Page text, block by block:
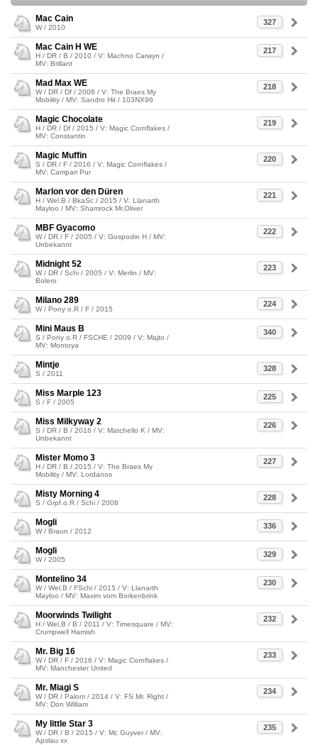
327
Mac Cain
W / 2010
217
Mac Cain H WE
H / DR / B / 2010 / V: Machno Carwyn /
MV: Brillant
218
Mad Max WE
W / DR / Df / 2006 / V: The Braes My
Mobility / MV: Sandro Hit / 103NX96
219
Magic Chocolate
H / DR / Df / 2015 / V: Magic Cornflakes /
MV: Constantin
220
Magic Muffin
S / DR / F / 2016 / V: Magic Cornflakes /
MV: Campari Pur
221
Marlon vor den Düren
H / Wel.B / BkaSc / 2015 / V: Llanarth
Mayloo / MV: Shamrock Mr.Oliver
222
MBF Gyacomo
W / DR / F / 2005 / V: Gospodin H / MV:
Unbekannt
223
Midnight 52
W / DR / Schi / 2005 / V: Merlin / MV:
Bolero
224
Milano 289
W / Pony o.R / F / 2015
340
Mini Maus B
S / Pony o.R / FSCHE / 2009 / V: Majto /
MV: Montoya
328
Mintje
S / 2011
225
Miss Marple 123
S / F / 2005
226
Miss Milkyway 2
S / DR / B / 2016 / V: Matchello K / MV:
Unbekannt
227
Mister Momo 3
H / DR / B / 2015 / V: The Braes My
Mobility / MV: Lordanos
228
Misty Morning 4
S / Grpf.o.R / Schi / 2008
336
Mogli
W / Braun / 2012
329
Mogli
W / 2005
230
Montelino 34
W / Wel.B / FSchi / 2015 / V: Llanarth
Mayloo / MV: Maxim vom Borkenbrink
232
Moorwinds Twilight
H / Wel.B / B / 2011 / V: Timesquare / MV:
Crumpwell Hamish
233
Mr. Big 16
W / DR / F / 2016 / V: Magic Cornflakes /
MV: Manchester United
234
Mr. Miagi S
W / DR / Palom / 2014 / V: FS Mr. Right /
MV: Don William
235
My little Star 3
W / DR / B / 2015 / V: Mc Guyver / MV:
Apslau xx